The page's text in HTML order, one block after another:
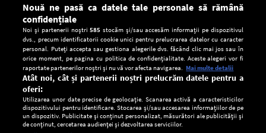
Nouă ne pasă ca datele tale personale să rămână
confidențiale
Noi și partenerii noștri585 stocăm și/sau accesăm informații pe dispozitivul
dvs., precum identificatorii cookie unici pentru prelucrarea datelor cu caracter
personal. Puteți accepta sau gestiona alegerile dvs. făcând clic mai jos sau în
orice moment, pe pagina cu politica de confidențialitate. Aceste alegeri vor fi
raportate partenerilor noștri și nu vă vor afecta navigarea. Mai multe detalii
Atât noi, cât și partenerii noștri prelucrăm datele pentru a
oferi:
Utilizarea unor date precise de geolocație. Scanarea activă a caracteristicilor
dispozitivului pentru identificare. Stocarea și/sau accesarea informațiilor de pe
un dispozitiv. Publicitate și conținut personalizat, măsurători ale publicității și
de conținut, cercetarea audienței și dezvoltarea serviciilor.